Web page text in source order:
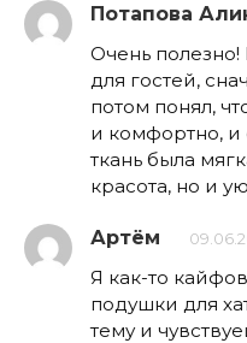
Потапова
Очень
для гостей,
потом понял,
и комфортно, и
ткань была
красота, но и
Артём
Я как-то
подушки для
тему и